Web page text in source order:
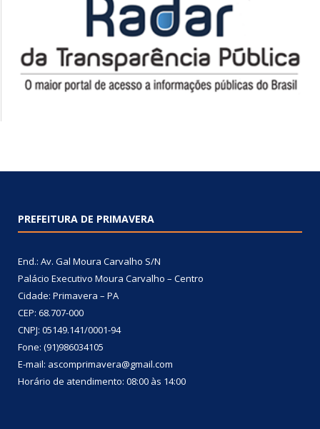
PREFEITURA DE PRIMAVERA
End.: Av. Gal Moura Carvalho S/N
Palácio Executivo Moura Carvalho – Centro
Cidade: Primavera – PA
CEP: 68.707-000
CNPJ: 05149.141/0001-94
Fone: (91)986034105
E-mail: ascomprimavera@gmail.com
Horário de atendimento: 08:00 às 14:00